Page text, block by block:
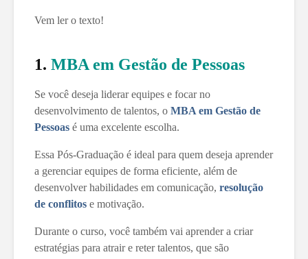
Vem ler o texto!
1. MBA em Gestão de Pessoas
Se você deseja liderar equipes e focar no
desenvolvimento de talentos, o MBA em Gestão de
Pessoas é uma excelente escolha.
Essa Pós-Graduação é ideal para quem deseja aprender
a gerenciar equipes de forma eficiente, além de
desenvolver habilidades em comunicação, resolução
de conflitos e motivação.
Durante o curso, você também vai aprender a criar
estratégias para atrair e reter talentos, que são